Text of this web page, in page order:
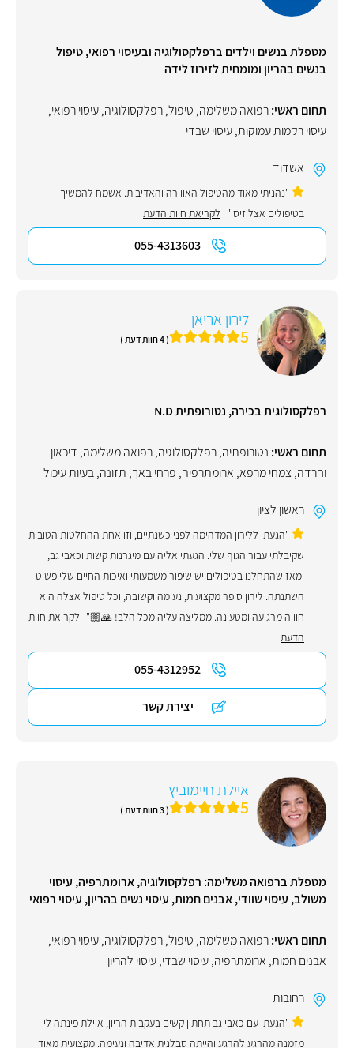
מטפלת בנשים וילדים ברפלקסולוגיה ובעיסוי רפואי, טיפול
בנשים בהריון ומומחית לזירוז לידה
תחום ראשי:רפואה משלימה, טיפול,רפלקסולוגיה,עיסוי רפואי,
עיסוי רקמות עמוקות,עיסוי שבדי
אשדוד
"נהניתי מאוד מהטיפול האווירה והאדיבות. אשמח להמשיך
בטיפולים אצל זיסי" לקריאת חוות הדעת
055-4313603
לירון אריאן
5 ( 4 חוות דעת )
רפלקסולוגית בכירה, נטורופתית N.D
תחום ראשי: נטורופתיה,רפלקסולוגיה,רפואה משלימה, דיכאון
וחרדה, צמחי מרפא, ארומתרפיה, פרחי באך, תזונה,בעיות עיכול
ראשון לציון
"הגעתי ללירון המדהימה לפני כשנתיים, וזו אחת ההחלטות הטובות
שקיבלתי עבור הגוף שלי. הגעתי אליה עם מיגרנות קשות וכאבי גב,
ומאז שהתחלנו בטיפולים יש שיפור משמעותי ואיכות החיים שלי פשוט
השתנתה. לירון סופר מקצועית, נעימה וקשובה, וכל טיפול אצלה הוא
חוויה מרגיעה ומטעינה. ממליצה עליה מכל הלב! 🙏🏼" לקריאת חוות
הדעת
055-4312952
יצירת קשר
איילת חיימוביץ
5 ( 3 חוות דעת )
מטפלת ברפואה משלימה: רפלקסולוגיה, ארומתרפיה, עיסוי
משולב, עיסוי שוודי, אבנים חמות, עיסוי נשים בהריון, עיסוי רפואי
תחום ראשי:רפואה משלימה, טיפול,רפלקסולוגיה,עיסוי רפואי,
אבנים חמות, ארומתרפיה,עיסוי שבדי,עיסוי להריון
רחובות
"הגעתי עם כאבי גב תחתון קשים בעקבות הריון, איילת פינתה לי
מזמנה מהרגע להרגע והייתה סבלנית אדיבה ונעימה. מקצועית מאוד